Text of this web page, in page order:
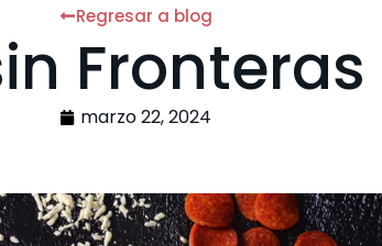
Regresar a blog
Fronteras
marzo 22, 2024